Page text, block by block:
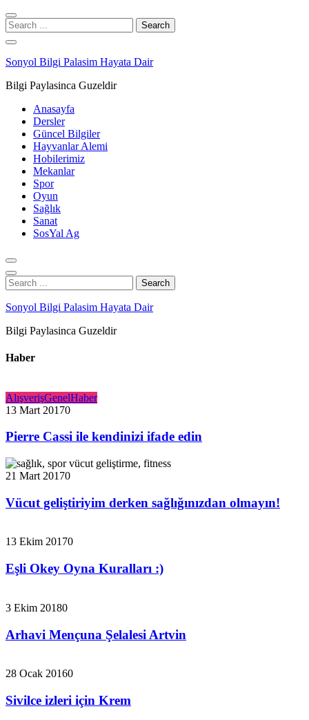
Skip
to
navigation
Skip
to
content
Search
for:
Sonyol Bilgi Palasim Hayata Dair
Bilgi Paylasinca Guzeldir
Anasayfa
Dersler
Güncel Bilgiler
Hayvanlar Alemi
Hobilerimiz
Mekanlar
Spor
Oyun
Sağlık
Sanat
SosYal Ag
Search
for:
Sonyol Bilgi Palasim Hayata Dair
Bilgi Paylasinca Guzeldir
Haber
AlışverişGenelHaber
13 Mart 20170
Pierre Cassi ile kendinizi ifade edin
21 Mart 20170
Vücut geliştiriyim derken sağlığınızdan olmayın!
13 Ekim 20170
Eşli Okey Oyna Kuralları :)
3 Ekim 20180
Arhavi Mençuna Şelalesi Artvin
28 Ocak 20160
Sivilce izleri için Krem